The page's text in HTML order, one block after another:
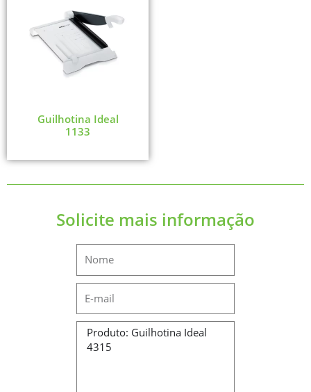
Guilhotina Ideal
1133
Solicite mais informação
Name
Message